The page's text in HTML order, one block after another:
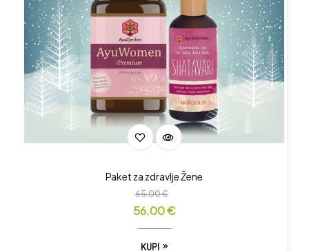
Paket za zdravlje Žene
65.00€
56.00€
KUPI